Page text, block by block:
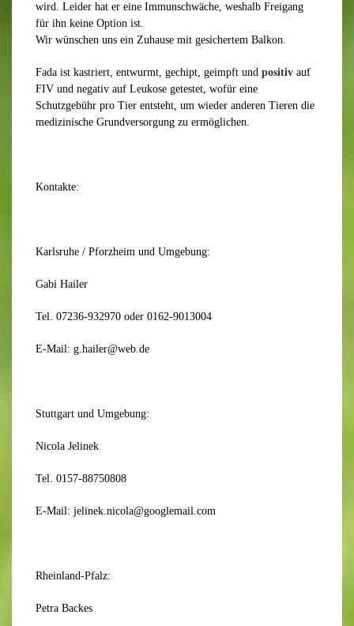
wird. Leider hat er eine Immunschwäche, weshalb Freigang
für ihn keine Option ist.
Wir wünschen uns ein Zuhause mit gesichertem Balkon.
Fada ist kastriert, entwurmt, gechipt, geimpft und positiv auf
FIV und negativ auf Leukose getestet, wofür eine
Schutzgebühr pro Tier entsteht, um wieder anderen Tieren die
medizinische Grundversorgung zu ermöglichen.
Kontakte:
Karlsruhe / Pforzheim und Umgebung:
Gabi Hailer
Tel. 07236-932970 oder 0162-9013004
E-Mail: g.hailer@web.de
Stuttgart und Umgebung:
Nicola Jelinek
Tel. 0157-88750808
E-Mail: jelinek.nicola@googlemail.com
Rheinland-Pfalz:
Petra Backes